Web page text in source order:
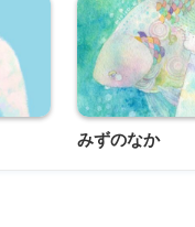
みずのなか